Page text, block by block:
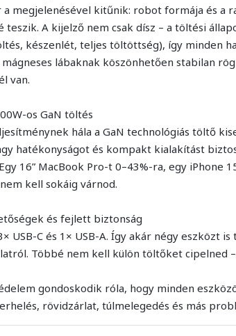
a megjelenésével kitűnik: robot formája és a
teszik. A kijelző nem csak dísz – a töltési
készenlét, teljes töltöttség), így minden
lábaknak köszönhetően stabilan
van.
os GaN töltés
hála a GaN technológiás töltő
hatékonyságot és kompakt kialakítást
16” MacBook Pro-t 0–43%-ra, egy iPhone
kell sokáig várnod.
és fejlett biztonság
USB-C és 1× USB-A. Így akár négy eszközt
Többé nem kell külön töltőket cipelned
gondoskodik róla, hogy minden
rövidzárlat, túlmelegedés és más